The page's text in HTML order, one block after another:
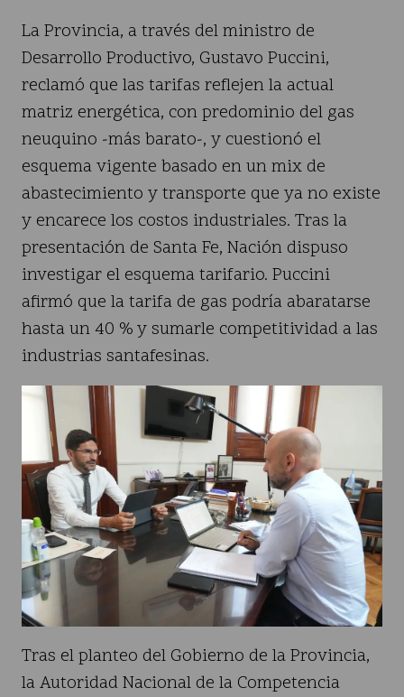
La Provincia, a través del ministro de
Desarrollo Productivo, Gustavo Puccini,
reclamó que las tarifas reflejen la actual
matriz energética, con predominio del gas
neuquino -más barato-, y cuestionó el
esquema vigente basado en un mix de
abastecimiento y transporte que ya no existe
y encarece los costos industriales. Tras la
presentación de Santa Fe, Nación dispuso
investigar el esquema tarifario. Puccini
afirmó que la tarifa de gas podría abaratarse
hasta un 40 % y sumarle competitividad a las
industrias santafesinas.
Tras el planteo del Gobierno de la Provincia,
la Autoridad Nacional de la Competencia